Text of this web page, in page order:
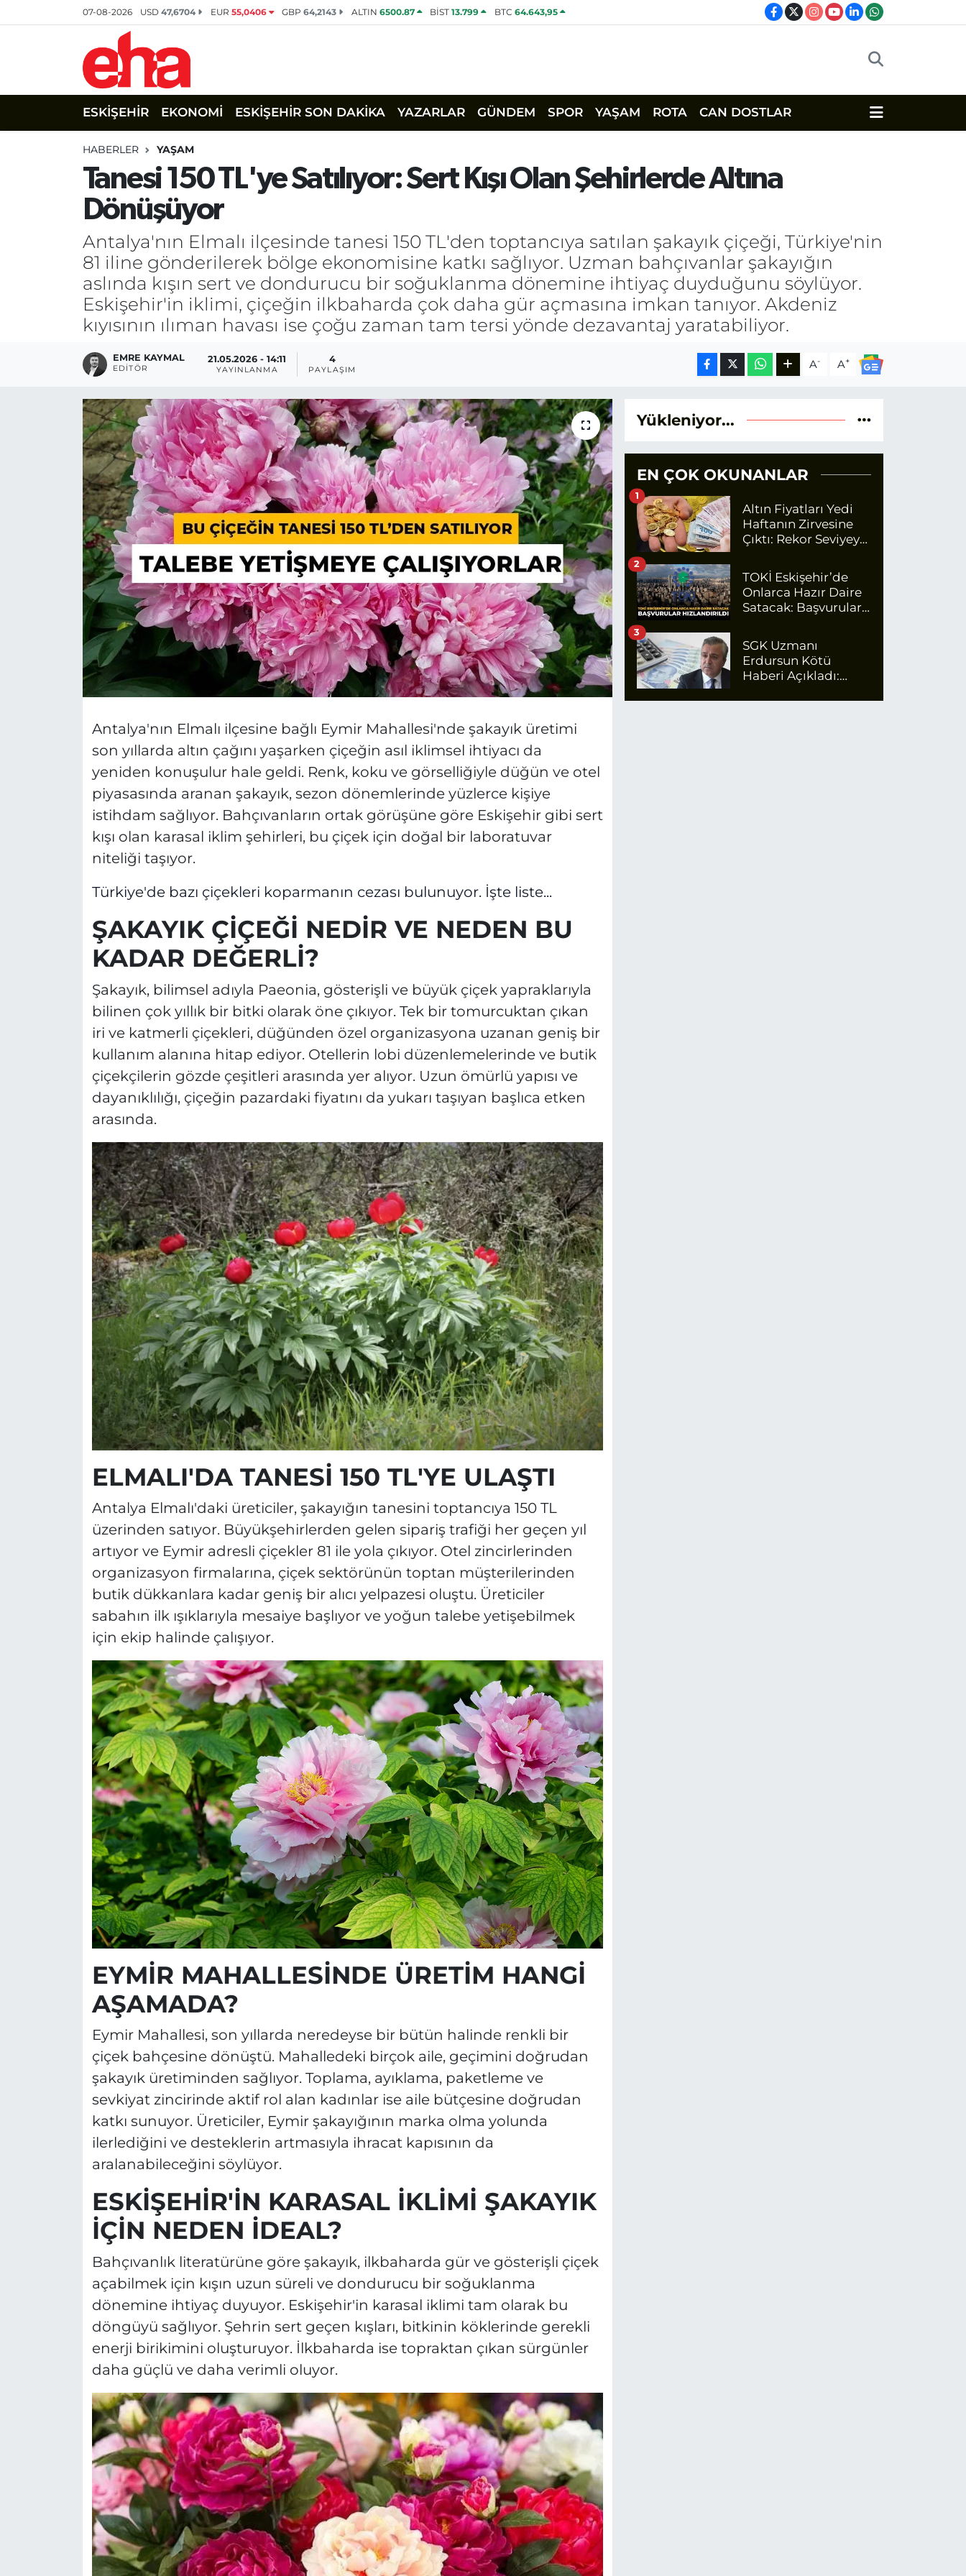
07-08-2026 USD47,6704 EUR 55,0406 GBP64,2143 ALTIN 6500.87 BİST13.799 BTC 64.643,95
ESKİŞEHİR EKONOMİ ESKİŞEHİR SON DAKİKA YAZARLAR GÜNDEM SPOR YAŞAM ROTA CAN DOSTLAR
HABERLER YAŞAM
Tanesi 150 TL'ye Satılıyor: Sert Kışı Olan Şehirlerde Altına
Dönüşüyor
Antalya'nın Elmalı ilçesinde tanesi 150 TL'den toptancıya satılan şakayık çiçeği, Türkiye'nin
81 iline gönderilerek bölge ekonomisine katkı sağlıyor. Uzman bahçıvanlar şakayığın
aslında kışın sert ve dondurucu bir soğuklanma dönemine ihtiyaç duyduğunu söylüyor.
Eskişehir'in iklimi, çiçeğin ilkbaharda çok daha gür açmasına imkan tanıyor. Akdeniz
kıyısının ılıman havası ise çoğu zaman tam tersi yönde dezavantaj yaratabiliyor.
EMRE KAYMAL
EDITÖR
21.05.2026 - 14:11
YAYINLANMA
4
PAYLAŞIM A- A+
Antalya'nın Elmalı ilçesine bağlı Eymir Mahallesi'nde şakayık üretimi
son yıllarda altın çağını yaşarken çiçeğin asıl iklimsel ihtiyacı da
yeniden konuşulur hale geldi. Renk, koku ve görselliğiyle düğün ve otel
piyasasında aranan şakayık, sezon dönemlerinde yüzlerce kişiye
istihdam sağlıyor. Bahçıvanların ortak görüşüne göre Eskişehir gibi sert
kışı olan karasal iklim şehirleri, bu çiçek için doğal bir laboratuvar
niteliği taşıyor.
Türkiye'de bazı çiçekleri koparmanın cezası bulunuyor. İşte liste...
ŞAKAYIK ÇİÇEĞİ NEDİR VE NEDEN BU
KADAR DEĞERLİ?
Şakayık, bilimsel adıyla Paeonia, gösterişli ve büyük çiçek yapraklarıyla
bilinen çok yıllık bir bitki olarak öne çıkıyor. Tek bir tomurcuktan çıkan
iri ve katmerli çiçekleri, düğünden özel organizasyona uzanan geniş bir
kullanım alanına hitap ediyor. Otellerin lobi düzenlemelerinde ve butik
çiçekçilerin gözde çeşitleri arasında yer alıyor. Uzun ömürlü yapısı ve
dayanıklılığı, çiçeğin pazardaki fiyatını da yukarı taşıyan başlıca etken
arasında.
ELMALI'DA TANESİ 150 TL'YE ULAŞTI
Antalya Elmalı'daki üreticiler, şakayığın tanesini toptancıya 150 TL
üzerinden satıyor. Büyükşehirlerden gelen sipariş trafiği her geçen yıl
artıyor ve Eymir adresli çiçekler 81 ile yola çıkıyor. Otel zincirlerinden
organizasyon firmalarına, çiçek sektörünün toptan müşterilerinden
butik dükkanlara kadar geniş bir alıcı yelpazesi oluştu. Üreticiler
sabahın ilk ışıklarıyla mesaiye başlıyor ve yoğun talebe yetişebilmek
için ekip halinde çalışıyor.
EYMİR MAHALLESİNDE ÜRETİM HANGİ
AŞAMADA?
Eymir Mahallesi, son yıllarda neredeyse bir bütün halinde renkli bir
çiçek bahçesine dönüştü. Mahalledeki birçok aile, geçimini doğrudan
şakayık üretiminden sağlıyor. Toplama, ayıklama, paketleme ve
sevkiyat zincirinde aktif rol alan kadınlar ise aile bütçesine doğrudan
katkı sunuyor. Üreticiler, Eymir şakayığının marka olma yolunda
ilerlediğini ve desteklerin artmasıyla ihracat kapısının da
aralanabileceğini söylüyor.
ESKİŞEHİR'İN KARASAL İKLİMİ ŞAKAYIK
İÇİN NEDEN İDEAL?
Bahçıvanlık literatürüne göre şakayık, ilkbaharda gür ve gösterişli çiçek
açabilmek için kışın uzun süreli ve dondurucu bir soğuklanma
dönemine ihtiyaç duyuyor. Eskişehir'in karasal iklimi tam olarak bu
döngüyü sağlıyor. Şehrin sert geçen kışları, bitkinin köklerinde gerekli
enerji birikimini oluşturuyor. İlkbaharda ise topraktan çıkan sürgünler
daha güçlü ve daha verimli oluyor.
Yükleniyor...
EN ÇOK OKUNANLAR
Altın Fiyatları Yedi
Haftanın Zirvesine
Çıktı: Rekor Seviyeye
1
TOKİ Eskişehir’de
Onlarca Hazır Daire
Satacak: Başvurular
2
SGK Uzmanı
Erdursun Kötü
Haberi Açıkladı:
İçin Net Rakam
3